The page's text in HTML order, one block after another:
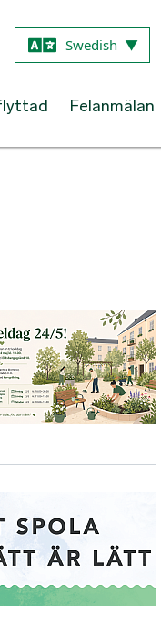
Swedish ▼
Felanmälan